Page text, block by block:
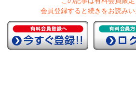
会員登録すると続きをお読みい